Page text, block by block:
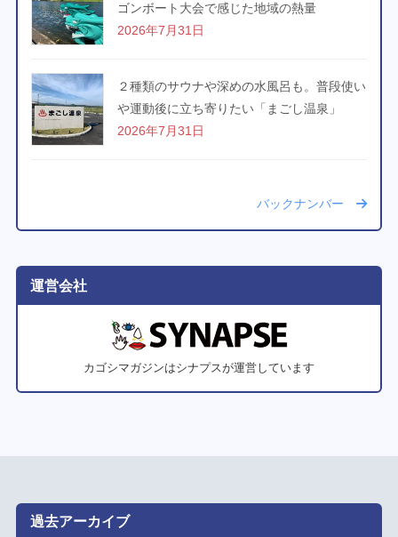
ゴンボート大会で感じた地域の熱量
2026年7月31日
２種類のサウナや深めの水風呂も。普段使い
や運動後に立ち寄りたい「まごし温泉」
2026年7月31日
バックナンバー
運営会社
カゴシマガジンはシナプスが運営しています
過去アーカイブ